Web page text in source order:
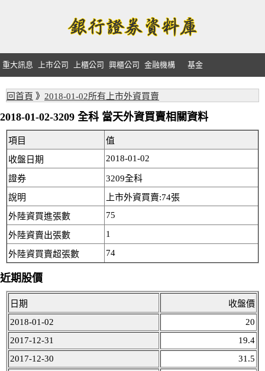
重大訊息 上市公司 上櫃公司 興櫃公司 金融機構 基金
回首頁 》 2018-01-02所有上市外資買賣
2018-01-02-3209 全科 當天外資買賣相關資料
項目
值
收盤日期
2018-01-02
證券
3209全科
說明
上市外資買賣:74張
外陸資買進張數
75
外陸資賣出張數 1
外陸資買賣超張數 74
近期股價
日期
收盤價
2018-01-02
20
2017-12-31
19.4
2017-12-30
31.5